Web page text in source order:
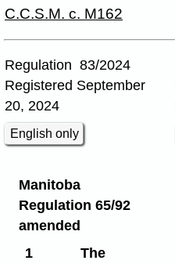
C.C.S.M. c. M162
Regulation 83/2024
Registered September
20, 2024
English only
Manitoba
Regulation 65/92
amended
1
The